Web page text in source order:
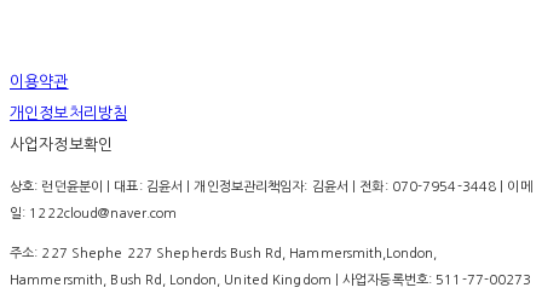
이용약관
개인정보처리방침
사업자정보확인
상호: 런던윤분이 | 대표: 김윤서 | 개인정보관리책임자: 김윤서 | 전화: 070-7954-3448 | 이메
일: 1222cloud@naver.com
주소: 227 Shephe 227 Shepherds Bush Rd, Hammersmith,London,
Hammersmith, Bush Rd, London, United Kingdom | 사업자등록번호: 511-77-00273